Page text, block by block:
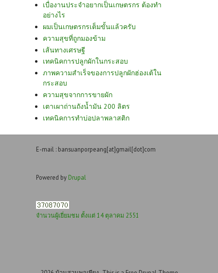
เบื่องานประจำอยากเป็นเกษตรกร ต้องทำ
อย่างไร
ผมเป็นเกษตรกรเต็มขั้นแล้วครับ
ความสุขที่ถูกมองข้าม
เส้นทางเศรษฐี
เทคนิคการปลูกผักในกระสอบ
ภาพความสำเร็จของการปลูกผักฮ่องเต้ใน
กระสอบ
ความสุขจากการขายผัก
เตาเผาถ่านถังน้ำมัน 200 ลิตร
เทคนิคการทำบ่อปลาพลาสติก
E-mail : bansuanporpeang[at]gmail[dot]com
Powered by Drupal
จำนวนผู้เยี่ยมชม ตั้งแต่ 14 ตุลาคม 2551